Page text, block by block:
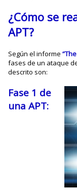
¿Cómo se
APT?
Según el informe
fases de un ataque
descrito son:
Fase 1 de
una APT: